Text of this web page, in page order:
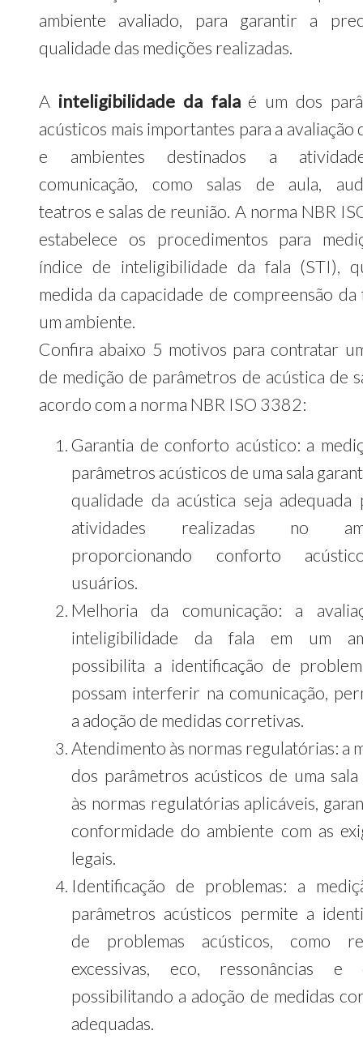
ambiente avaliado, para garantir a
qualidade das medições realizadas.
A inteligibilidade da falaé um dos
acústicos mais importantes para a avaliação
e ambientes destinados a
comunicação, como salas de aula,
teatros e salas de reunião. A norma NBR
estabelece os procedimentos para
índice de inteligibilidade da fala (STI),
medida da capacidade de compreensão da
um ambiente.
Confira abaixo 5 motivos para contratar
de medição de parâmetros de acústica de
acordo com a norma NBR ISO 3382:
Garantia de conforto acústico: a
parâmetros acústicos de uma sala
qualidade da acústica seja adequada
atividades realizadas no
proporcionando conforto
usuários.
Melhoria da comunicação: a
inteligibilidade da fala em um
possibilita a identificação de
possam interferir na comunicação,
a adoção de medidas corretivas.
Atendimento às normas regulatórias: a
dos parâmetros acústicos de uma
às normas regulatórias aplicáveis,
conformidade do ambiente com as
legais.
Identificação de problemas: a
parâmetros acústicos permite a
de problemas acústicos, como
excessivas, eco, ressonâncias e
possibilitando a adoção de medidas
adequadas.